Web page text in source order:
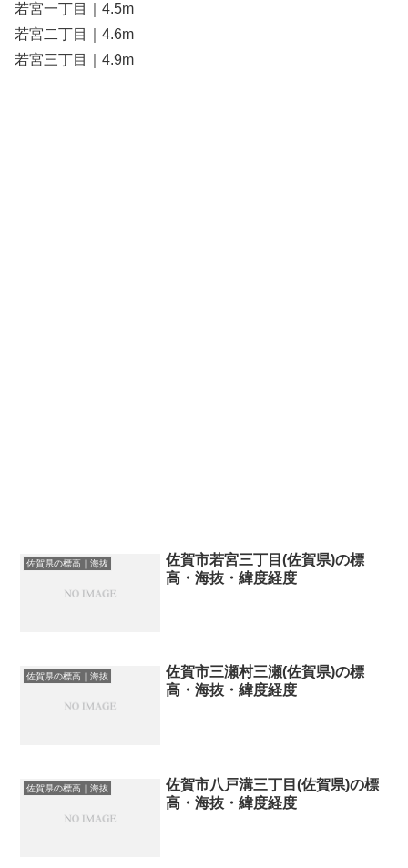
若宮一丁目｜4.5m
若宮二丁目｜4.6m
若宮三丁目｜4.9m
佐賀県の標高｜海抜
佐賀市若宮三丁目(佐賀県)の標
高・海抜・緯度経度
佐賀県の標高｜海抜
佐賀市三瀬村三瀬(佐賀県)の標
高・海抜・緯度経度
佐賀県の標高｜海抜
佐賀市八戸溝三丁目(佐賀県)の標
高・海抜・緯度経度